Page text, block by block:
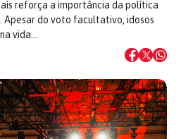
reforça a importância da política
Apesar do voto facultativo, idosos
vida…